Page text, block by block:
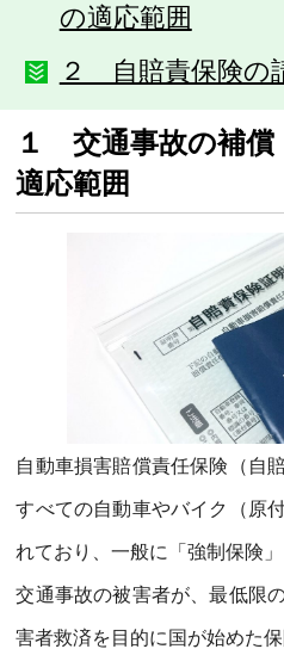
の適応範囲
２ 自賠責保険の
１ 交通事故の補償
適応範囲
自動車損害賠償責任保険（自
すべての自動車やバイク（原
れており、一般に「強制保険
交通事故の被害者が、最低限
害者救済を目的に国が始めた保